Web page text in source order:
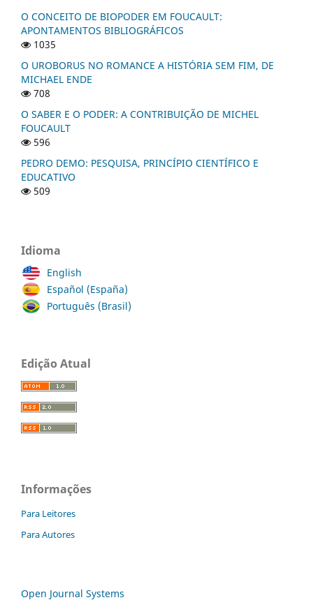
O CONCEITO DE BIOPODER EM FOUCAULT:
APONTAMENTOS BIBLIOGRÁFICOS
1035
O UROBORUS NO ROMANCE A HISTÓRIA SEM FIM, DE
MICHAEL ENDE
708
O SABER E O PODER: A CONTRIBUIÇÃO DE MICHEL
FOUCAULT
596
PEDRO DEMO: PESQUISA, PRINCÍPIO CIENTÍFICO E
EDUCATIVO
509
Idioma
English
Español (España)
Português (Brasil)
Edição Atual
Informações
Para Leitores
Para Autores
Open Journal Systems